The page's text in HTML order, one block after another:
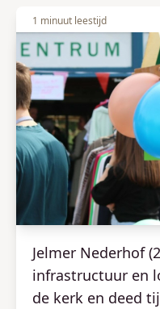
1 minuut leestijd
Jelmer Nederhof
infrastructuur en
de kerk en deed